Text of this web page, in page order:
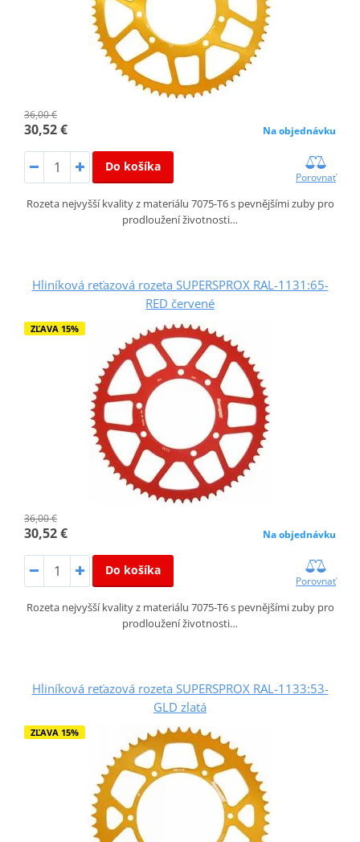
36,00 €
30,52 € Na objednávku
Do košíka
Porovnať
Rozeta nejvyšší kvality z materiálu 7075-T6 s pevnějšími zuby pro
prodloužení životnosti…
Hliníková reťazová rozeta SUPERSPROX RAL-1131:65-
RED červené
ZĽAVA 15%
36,00 €
30,52 € Na objednávku
Do košíka
Porovnať
Rozeta nejvyšší kvality z materiálu 7075-T6 s pevnějšími zuby pro
prodloužení životnosti…
Hliníková reťazová rozeta SUPERSPROX RAL-1133:53-
GLD zlatá
ZĽAVA 15%